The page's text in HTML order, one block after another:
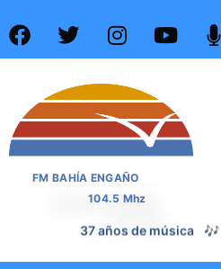
FM BAHÍA ENGAÑO
104.5 Mhz
37 años de noticias 📰